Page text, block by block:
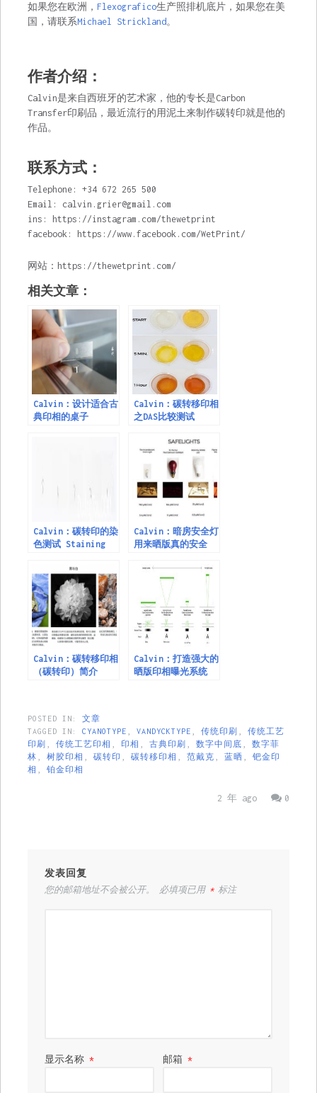
如果您在欧洲， Flexografico生产照排机底片，如果您在美
国，请联系Michael Strickland 。
作者介绍：
Calvin是来自西班牙的艺术家，他的专长是Carbon
Transfer印刷品，最近流行的用泥土来制作碳转印就是他的
作品。
联系方式：
Telephone: +34 672 265 500
Email: calvin.grier@gmail.com
ins: https://instagram.com/thewetprint
facebook: https://www.facebook.com/WetPrint/
网站：https://thewetprint.com/
相关文章：
Calvin：设计适合古
典印相的桌子
Calvin：碳转移印相
之DAS比较测试
Calvin：碳转印的染
色测试 Staining
Calvin：暗房安全灯
用来晒版真的安全
Calvin：碳转移印相
（碳转印）简介
Calvin：打造强大的
晒版印相曝光系统
POSTED IN: 文章
TAGGED IN: CYANOTYPE VANDYCKTYPE 传统印刷
传统工艺
印刷
传统工艺印相 印相 古典印刷 数字中间底
数字菲
林
树胶印相 碳转印 碳转移印相 范戴克 蓝晒
钯金印
相
铂金印相
0
2 年 ago
发表回复
您的邮箱地址不会被公开。 必填项已用 *标注
显示名称 * 邮箱*